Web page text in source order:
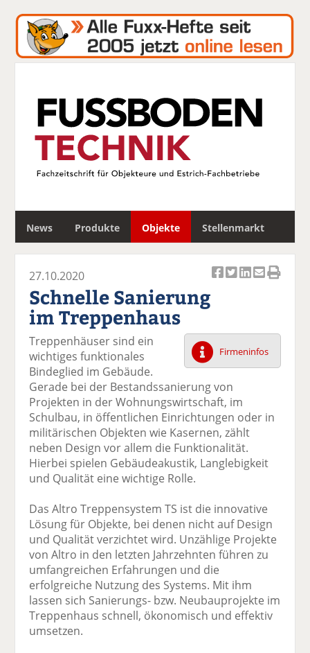
News Produkte Objekte Stellenmarkt
c
el
a
uf
ac
e
b
o
o
k
il
e
n
el
t
wi
er
n
el
a
uf
k
e
di
n
te
n
el
p
er
l
er
se
d
e
n
el
D
ru
n
27.10.2020
Schnelle Sanierung
im Treppenhaus
Firmeninfos
Treppenhäuser sind ein
wichtiges funktionales
Bindeglied im Gebäude.
Gerade bei der Bestandssanierung von
Projekten in der Wohnungswirtschaft, im
Schulbau, in öffentlichen Einrichtungen oder in
militärischen Objekten wie Kasernen, zählt
neben Design vor allem die Funktionalität.
Hierbei spielen Gebäudeakustik, Langlebigkeit
und Qualität eine wichtige Rolle.
Das Altro Treppensystem TS ist die innovative
Lösung für Objekte, bei denen nicht auf Design
und Qualität verzichtet wird. Unzählige Projekte
von Altro in den letzten Jahrzehnten führen zu
umfangreichen Erfahrungen und die
erfolgreiche Nutzung des Systems. Mit ihm
lassen sich Sanierungs- bzw. Neubauprojekte im
Treppenhaus schnell, ökonomisch und effektiv
umsetzen.